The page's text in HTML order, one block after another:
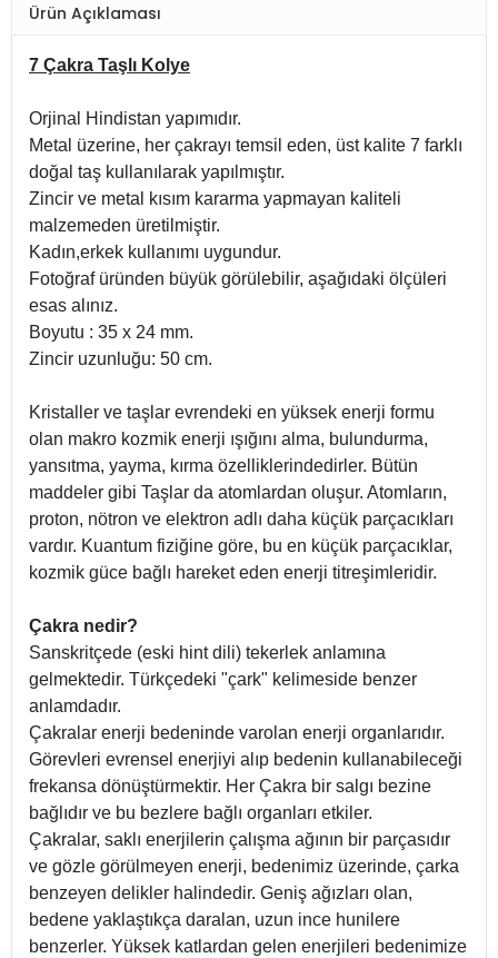
Ürün Açıklaması
7 Çakra Taşlı Kolye
Orjinal Hindistan yapımıdır.
Metal üzerine, her çakrayı temsil eden, üst kalite 7 farklı
doğal taş kullanılarak yapılmıştır.
Zincir ve metal kısım kararma yapmayan kaliteli
malzemeden üretilmiştir.
Kadın,erkek kullanımı uygundur.
Fotoğraf üründen büyük görülebilir, aşağıdaki ölçüleri
esas alınız.
Boyutu : 35 x 24 mm.
Zincir uzunluğu: 50 cm.
Kristaller ve taşlar evrendeki en yüksek enerji formu
olan makro kozmik enerji ışığını alma, bulundurma,
yansıtma, yayma, kırma özelliklerindedirler. Bütün
maddeler gibi Taşlar da atomlardan oluşur. Atomların,
proton, nötron ve elektron adlı daha küçük parçacıkları
vardır. Kuantum fiziğine göre, bu en küçük parçacıklar,
kozmik güce bağlı hareket eden enerji titreşimleridir.
Çakra nedir?
Sanskritçede (eski hint dili) tekerlek anlamına
gelmektedir. Türkçedeki "çark" kelimeside benzer
anlamdadır.
Çakralar enerji bedeninde varolan enerji organlarıdır.
Görevleri evrensel enerjiyi alıp bedenin kullanabileceği
frekansa dönüştürmektir. Her Çakra bir salgı bezine
bağlıdır ve bu bezlere bağlı organları etkiler.
Çakralar, saklı enerjilerin çalışma ağının bir parçasıdır
ve gözle görülmeyen enerji, bedenimiz üzerinde, çarka
benzeyen delikler halindedir. Geniş ağızları olan,
bedene yaklaştıkça daralan, uzun ince hunilere
benzerler. Yüksek katlardan gelen enerjileri bedenimize